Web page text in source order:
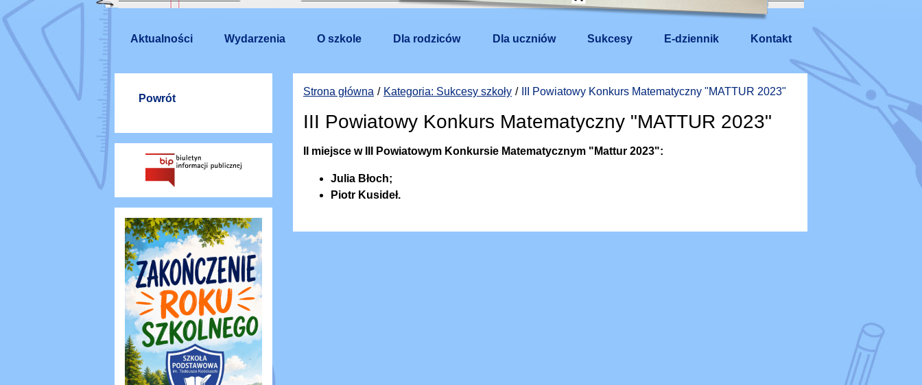
Aktualności Wydarzenia O szkole Dla rodziców Dla uczniów Sukcesy E-dziennik Kontakt
Strona główna Kategoria: Sukcesy szkoły III Powiatowy Konkurs Matematyczny "MATTUR 2023"
III Powiatowy Konkurs Matematyczny "MATTUR 2023"
II miejsce w III Powiatowym Konkursie Matematycznym "Mattur 2023":
Julia Błoch;
Piotr Kusideł.
Powrót